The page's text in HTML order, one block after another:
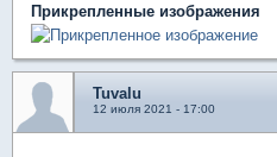
Прикрепленные изображения
Tuvalu
12 июля 2021 - 17:00